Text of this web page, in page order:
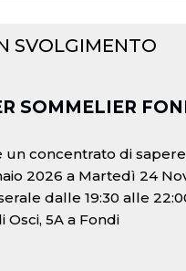
SVOLGIMENTO
SOMMELIER
un concentrato di
2026 a Martedì 24
dalle 19:30 alle
Osci, 5A a Fondi